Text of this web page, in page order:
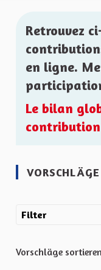
Retrouvez
en ligne.
Le bilan
VORSCHLÄGE
Filter
Vorschläge